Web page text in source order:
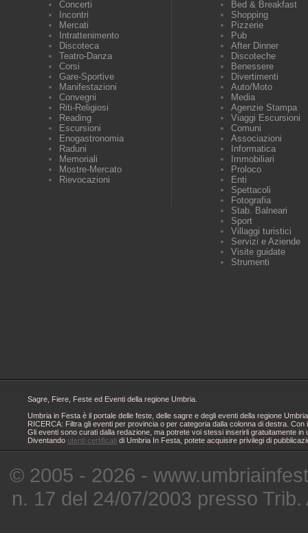
Concerti
Incontri
Mercati
Intrattenimento
Discoteca
Teatro-Danza
Corsi
Gare-Sportive
Manifestazioni
Convegni
Riti-Religiosi
Reading
Escursioni
Enogastronomia
Raduni
Memoriali
Mostre-Mercato
Rievocazioni
Bed & Breakfast
Shopping
Pizzerie
Pub
After Dinner
Discoteche
Benessere
Divertimenti
Auto/Moto
Media
Agenzie Stampa
Viaggi Escursioni
Comuni
Associazioni
Informatica
Immobiliari
Proloco
Enti
Spettacoli
Fotografia
Stab. Balneari
Sport
Villaggi turistici
Servizi e Aziende
Visite guidate
Strumenti
Sagre, Fiere, Feste ed Eventi della regione Umbria.
Umbria in Festa è il portale delle feste, delle sagre e degli eventi della regione
RICERCA: Filtra gli eventi per provincia o per categoria dalla colonna di destra.
Gli eventi sono curati dalla redazione, ma potrete voi stessi inserirli gratuitamente
Diventando utenti certificati di Umbria In Festa, potete acquisire privilegi di
© 2005 - 2026 -
n. 17 del 24/07/2003 presso